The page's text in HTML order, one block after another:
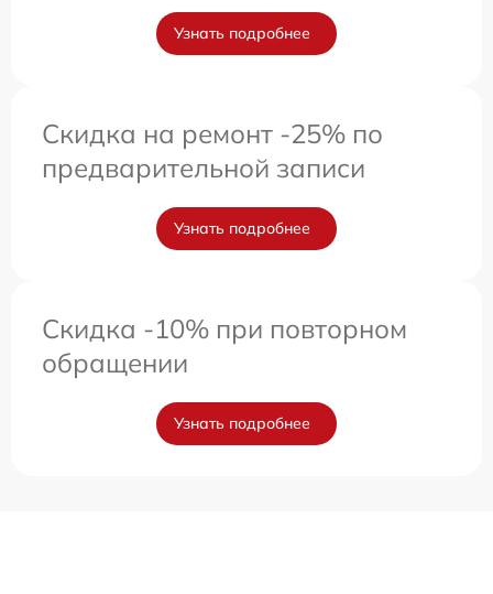
Узнать подробнее
Скидка на ремонт -25% по
предварительной записи
Узнать подробнее
Скидка -10% при повторном
обращении
Узнать подробнее